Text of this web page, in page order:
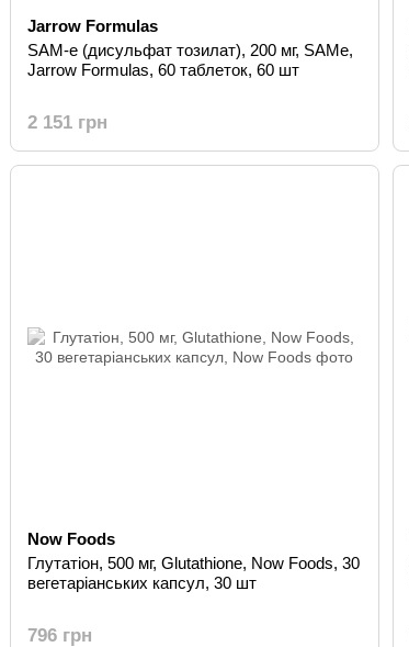
Jarrow Formulas
SAM-e (дисульфат тозилат), 200 мг, SAMe,
Jarrow Formulas, 60 таблеток, 60 шт
2 151 грн
Now Foods
Глутатіон, 500 мг, Glutathione, Now Foods, 30
вегетаріанських капсул, 30 шт
796 грн